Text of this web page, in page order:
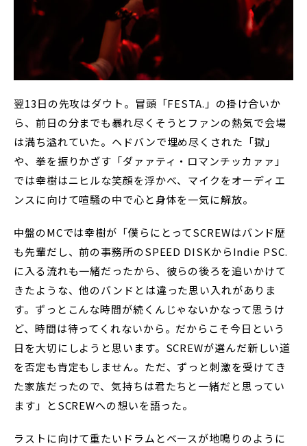
翌13日の先攻はダウト。冒頭「FESTA.」の掛け合いか
ら、前日の分までも暴れ尽くそうとファンの熱気で会場
は満ち溢れていた。ヘドバンで埋め尽くされた「獄」
や、拳を振りかざす「ダァァティ・ロマンチッカァァ」
では幸樹はニヒルな笑顔を浮かべ、マイクをオーディエ
ンスに向けて喧騒の中で心と身体を一気に解放。
中盤のMCでは幸樹が「僕らにとってSCREWはバンド歴
も先輩だし、前の事務所のSPEED DISKからIndie PSC.
に入る流れも一緒だったから、彼らの後ろを追いかけて
きたような、他のバンドとは違った思い入れがありま
す。ずっとこんな時間が続くんじゃないかなって思うけ
ど、時間は待ってくれないから。だからこそ今日という
日を大切にしようと思います。SCREWが選んだ新しい道
を否定も肯定もしません。ただ、ずっと刺激を受けてき
た家族だったので、気持ちは君たちと一緒だと思ってい
ます」とSCREWへの想いを語った。
ラストに向けて重たいドラムとベースが地鳴りのように